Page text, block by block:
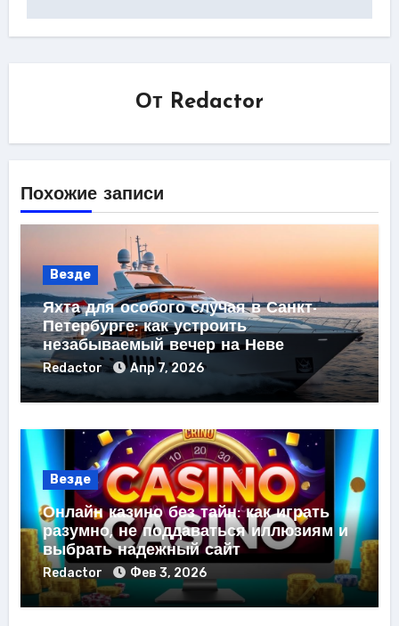
От Redactor
Похожие записи
Везде
Яхта для особого случая в Санкт-
Петербурге: как устроить
незабываемый вечер на Неве
Redactor Апр 7, 2026
Везде
Онлайн казино без тайн: как играть
разумно, не поддаваться иллюзиям и
выбрать надежный сайт
Redactor Фев 3, 2026